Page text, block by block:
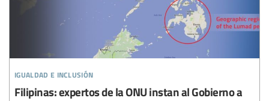
igualdad e inclusión
Filipinas: expertos de la ONU instan al Gobierno a